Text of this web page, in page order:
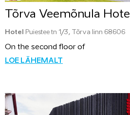
Tõrva Veemõnula Hotel
Hotel Puiestee tn 1/3, Tõrva linn 68606
On the second floor of
LOE LÄHEMALT